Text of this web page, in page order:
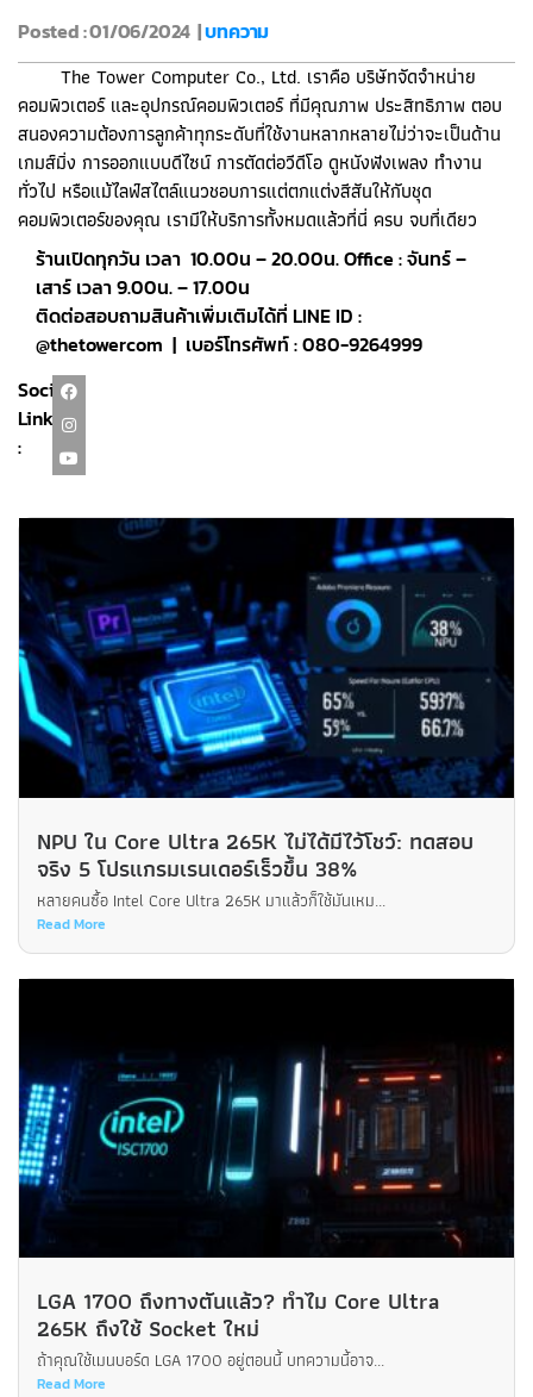
Posted : 01/06/2024 |บทความ
The Tower Computer Co., Ltd. เราคือ บริษัทจัดจำหน่าย
คอมพิวเตอร์ และอุปกรณ์คอมพิวเตอร์ ที่มีคุณภาพ ประสิทธิภาพ ตอบ
สนองความต้องการลูกค้าทุกระดับที่ใช้งานหลากหลายไม่ว่าจะเป็นด้าน
เกมส์มิ่ง การออกแบบดีไซน์ การตัดต่อวีดีโอ ดูหนังฟังเพลง ทำงาน
ทั่วไป หรือแม้ไลฟ์สไตล์แนวชอบการแต่ตกแต่งสีสันให้กับชุด
คอมพิวเตอร์ของคุณ เรามีให้บริการทั้งหมดแล้วที่นี่ ครบ จบที่เดียว
ร้านเปิดทุกวัน เวลา 10.00น – 20.00น. Office : จันทร์ –
เสาร์ เวลา 9.00น. – 17.00น
ติดต่อสอบถามสินค้าเพิ่มเติมได้ที่ LINE ID :
@thetowercom | เบอร์โทรศัพท์ : 080-9264999
Social
Link
:
NPU ใน Core Ultra 265K ไม่ได้มีไว้โชว์: ทดสอบ
จริง 5 โปรแกรมเรนเดอร์เร็วขึ้น 38%
หลายคนซื้อ Intel Core Ultra 265K มาแล้วก็ใช้มันเหม...
Read More
LGA 1700 ถึงทางตันแล้ว? ทำไม Core Ultra
265K ถึงใช้ Socket ใหม่
ถ้าคุณใช้เมนบอร์ด LGA 1700 อยู่ตอนนี้ บทความนี้อาจ...
Read More